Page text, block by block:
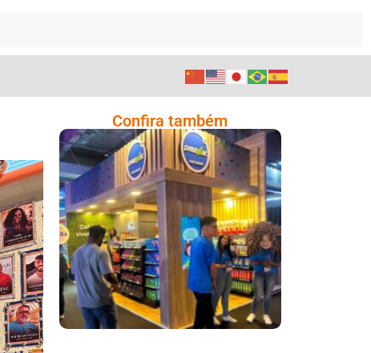
Confira também
Cencosud Promove
Inovação No Brasil
Com A Participação
Do Prezunic No Rio
Innovation Week
2026